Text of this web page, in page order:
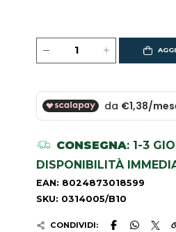
CONSEGNA: 1-3
DISPONIBILITÀ
EAN: 8024873018599
SKU: 0314005/B10
CONDIVIDI: